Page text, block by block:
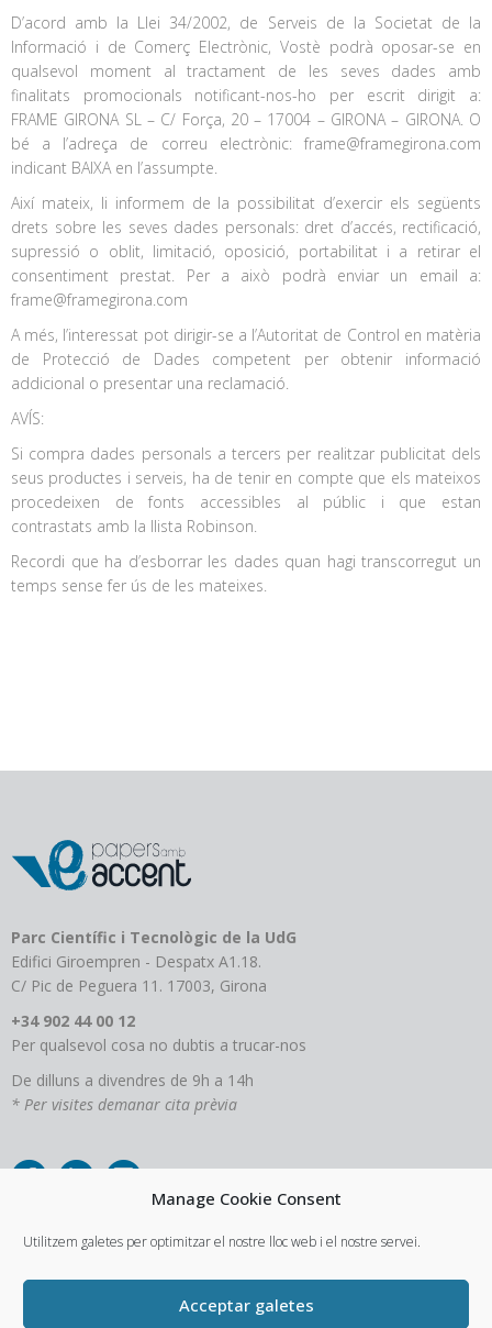
Manage Cookie Consent
Utilitzem galetes per optimitzar el nostre lloc web i el nostre servei.
Acceptar galetes
D’acord amb la Llei 34/2002, de Serveis de la Societat de la
Informació i de Comerç Electrònic, Vostè podrà oposar-se en
qualsevol moment al tractament de les seves dades amb
finalitats promocionals notificant-nos-ho per escrit dirigit a:
FRAME GIRONA SL – C/ Força, 20 – 17004 – GIRONA – GIRONA. O
bé a l’adreça de correu electrònic: frame@framegirona.com
indicant BAIXA en l’assumpte.
Així mateix, li informem de la possibilitat d’exercir els següents
drets sobre les seves dades personals: dret d’accés, rectificació,
supressió o oblit, limitació, oposició, portabilitat i a retirar el
consentiment prestat. Per a això podrà enviar un email a:
frame@framegirona.com
A més, l’interessat pot dirigir-se a l’Autoritat de Control en matèria
de Protecció de Dades competent per obtenir informació
addicional o presentar una reclamació.
AVÍS:
Si compra dades personals a tercers per realitzar publicitat dels
seus productes i serveis, ha de tenir en compte que els mateixos
procedeixen de fonts accessibles al públic i que estan
contrastats amb la llista Robinson.
Recordi que ha d’esborrar les dades quan hagi transcorregut un
temps sense fer ús de les mateixes.
Parc Científic i Tecnològic de la UdG
Edifici Giroempren - Despatx A1.18.
C/ Pic de Peguera 11. 17003, Girona
+34 902 44 00 12
Per qualsevol cosa no dubtis a trucar-nos
De dilluns a divendres de 9h a 14h
* Per visites demanar cita prèvia